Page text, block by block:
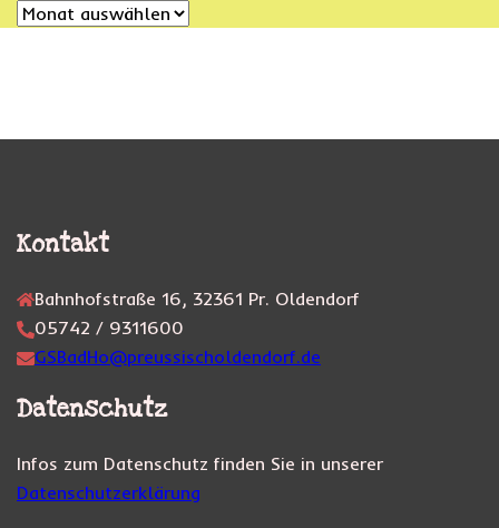
Archiv
Kontakt
Bahnhofstraße 16, 32361 Pr. Oldendorf
05742 / 9311600
GSBadHo@preussischoldendorf.de
Datenschutz
Infos zum Datenschutz finden Sie in unserer
Datenschutzerklärung